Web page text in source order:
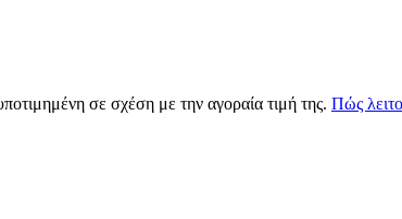
σε σχέση με την αγοραία τιμή της. Πώς